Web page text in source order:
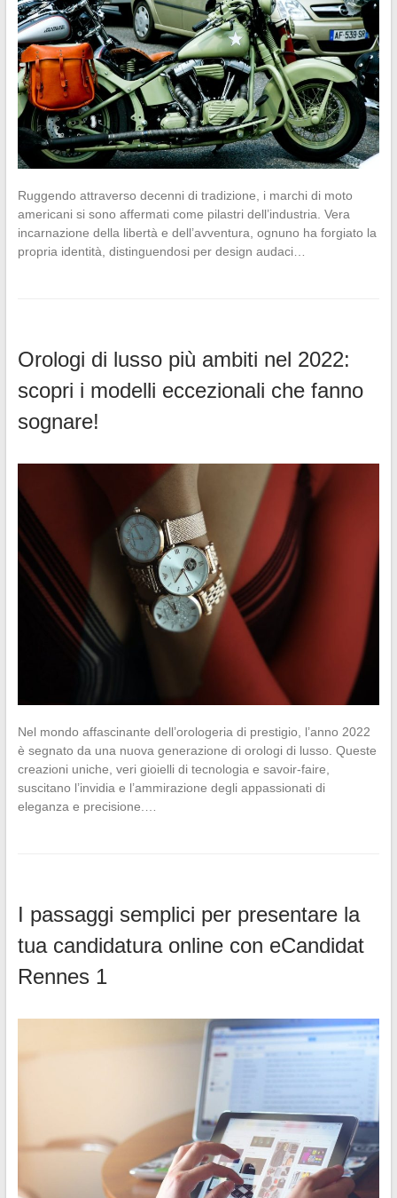
Ruggendo attraverso decenni di tradizione, i marchi di moto
americani si sono affermati come pilastri dell’industria. Vera
incarnazione della libertà e dell’avventura, ognuno ha forgiato la
propria identità, distinguendosi per design audaci…
Orologi di lusso più ambiti nel 2022:
scopri i modelli eccezionali che fanno
sognare!
Nel mondo affascinante dell’orologeria di prestigio, l’anno 2022
è segnato da una nuova generazione di orologi di lusso. Queste
creazioni uniche, veri gioielli di tecnologia e savoir-faire,
suscitano l’invidia e l’ammirazione degli appassionati di
eleganza e precisione.…
I passaggi semplici per presentare la
tua candidatura online con eCandidat
Rennes 1